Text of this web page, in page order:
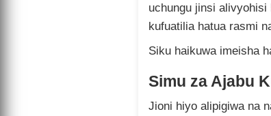
uchungu jinsi
kufuatilia hatua rasmi
Siku haikuwa imeisha
Simu za Ajabu
Jioni hiyo alipigiwa na